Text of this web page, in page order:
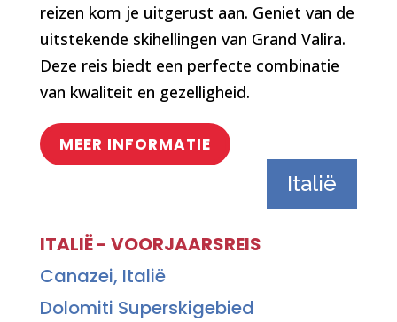
reizen kom je uitgerust aan. Geniet van de
uitstekende skihellingen van Grand Valira.
Deze reis biedt een perfecte combinatie
van kwaliteit en gezelligheid.
MEER INFORMATIE
Italië
ITALIË - VOORJAARSREIS
Canazei, Italië
Dolomiti Superskigebied